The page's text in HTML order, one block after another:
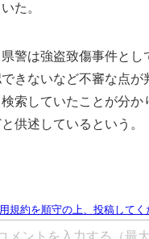
た。
警は強盗致傷事件とし
きないなど不審な点
検索していたことが分
と供述しているという。